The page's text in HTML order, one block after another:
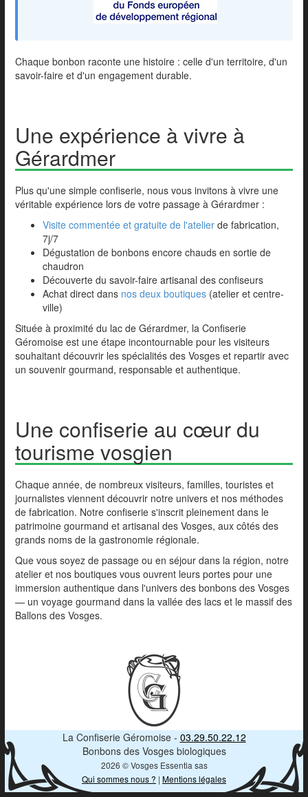
Chaque bonbon raconte une histoire : celle d'un territoire, d'un
savoir-faire et d'un engagement durable.
Une expérience à vivre à
Gérardmer
Plus qu'une simple confiserie, nous vous invitons à vivre une
véritable expérience lors de votre passage à Gérardmer :
Visite commentée et gratuite de l'atelier de fabrication,
7j/7
Dégustation de bonbons encore chauds en sortie de
chaudron
Découverte du savoir-faire artisanal des confiseurs
Achat direct dans nos deux boutiques (atelier et centre-
ville)
Située à proximité du lac de Gérardmer, la Confiserie
Géromoise est une étape incontournable pour les visiteurs
souhaitant découvrir les spécialités des Vosges et repartir avec
un souvenir gourmand, responsable et authentique.
Une confiserie au cœur du
tourisme vosgien
Chaque année, de nombreux visiteurs, familles, touristes et
journalistes viennent découvrir notre univers et nos méthodes
de fabrication. Notre confiserie s'inscrit pleinement dans le
patrimoine gourmand et artisanal des Vosges, aux côtés des
grands noms de la gastronomie régionale.
Que vous soyez de passage ou en séjour dans la région, notre
atelier et nos boutiques vous ouvrent leurs portes pour une
immersion authentique dans l'univers des bonbons des Vosges
— un voyage gourmand dans la vallée des lacs et le massif des
Ballons des Vosges.
La Confiserie Géromoise - 03.29.50.22.12
Bonbons des Vosges biologiques
2026 © Vosges Essentia sas
Qui sommes nous ? | Mentions légales